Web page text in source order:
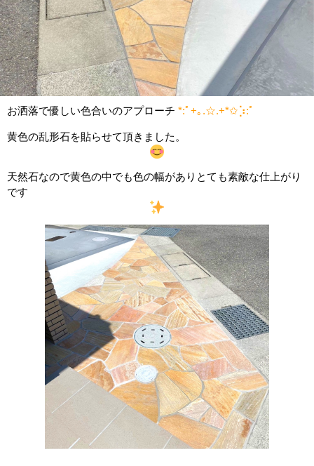
お洒落で優しい色合いのアプローチ *:ﾟ+｡.☆.+*✩⡱:ﾟ
黄色の乱形石を貼らせて頂きました。
天然石なので黄色の中でも色の幅がありとても素敵な仕上がり
です